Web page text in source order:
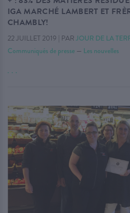
IGA MARCHÉ LAMBERT ET
CHAMBLY!
22 JUILLET 2019 | PAR JOUR DE LA
Communiqués de presse — Les nouvelles
. . .